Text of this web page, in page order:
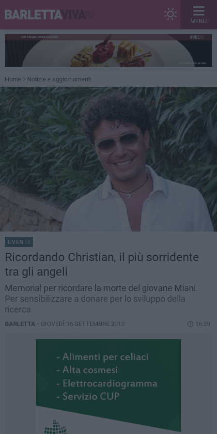
MENU
Home Notizie e aggiornamenti
EVENTI
Ricordando Christian, il più sorridente
tra gli angeli
Memorial per ricordare la morte del giovane Miani.
Per sensibilizzare a donare per lo sviluppo della
ricerca
BARLETTA - GIOVEDÌ 16 SETTEMBRE 2010 16.39